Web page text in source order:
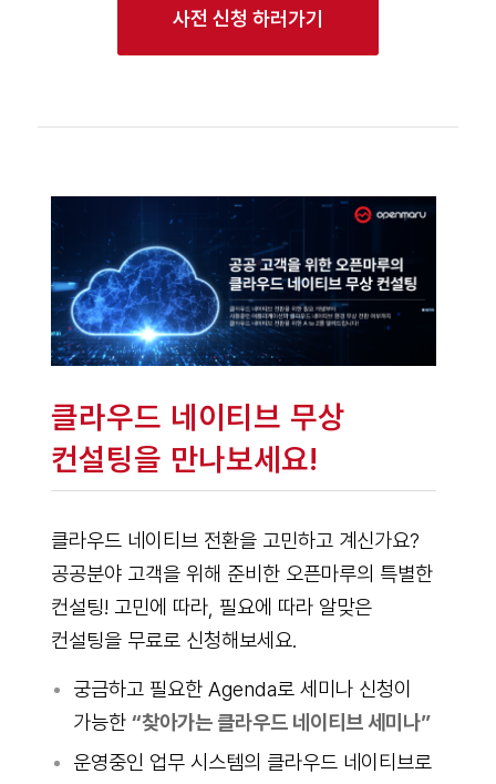
사전 신청 하러가기
클라우드 네이티브 무상
컨설팅을 만나보세요!
클라우드 네이티브 전환을 고민하고 계신가요?
공공분야 고객을 위해 준비한 오픈마루의 특별한
컨설팅! 고민에 따라, 필요에 따라 알맞은
컨설팅을 무료로 신청해보세요.
궁금하고 필요한 Agenda로 세미나 신청이
가능한 “찾아가는 클라우드 네이티브 세미나”
운영중인 업무 시스템의 클라우드 네이티브로